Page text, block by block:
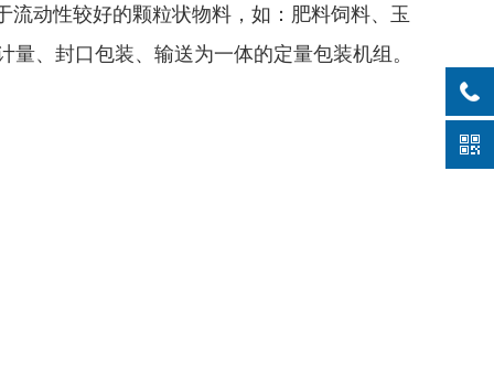
动性较好的颗粒状物料，如：肥料饲料、玉
、封口包装、输送为一体的定量包装机组。